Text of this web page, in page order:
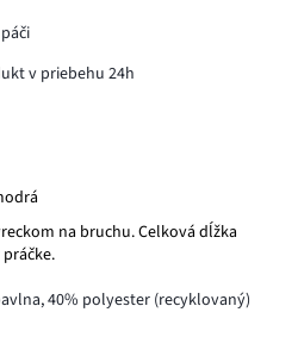
v priebehu 24h
na bruchu. Celková dĺžka
40% polyester (recyklovaný)